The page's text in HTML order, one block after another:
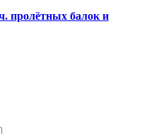
пролётных балок и